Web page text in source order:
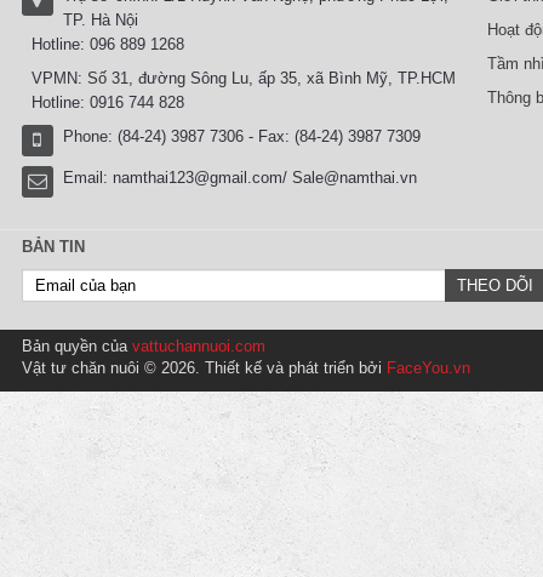
TP. Hà Nội
Hotline: 096 889 1268
VPMN: Số 31, đường Sông Lu, ấp 35, xã Bình Mỹ, TP.HCM
Hotline: 0916 744 828
Phone: (84-24) 3987 7306 - Fax: (84-24) 3987 7309
Email: namthai123@gmail.com/ Sale@namthai.vn
Hoạt
Tầm
Thông
BẢN TIN
Bản quyền của vattuchannuoi.com
Vật tư chăn nuôi © 2026. Thiết kế và phát triển bởi FaceYou.vn